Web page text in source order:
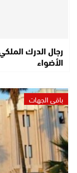
رجال الدرك
الأضواء
باقي الجهات